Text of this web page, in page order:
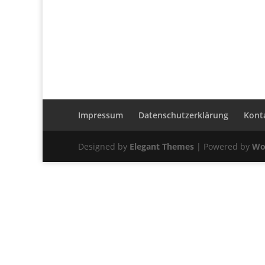
Impressum Datenschutzerklärung
Designed by Elegant Themes | Powered by